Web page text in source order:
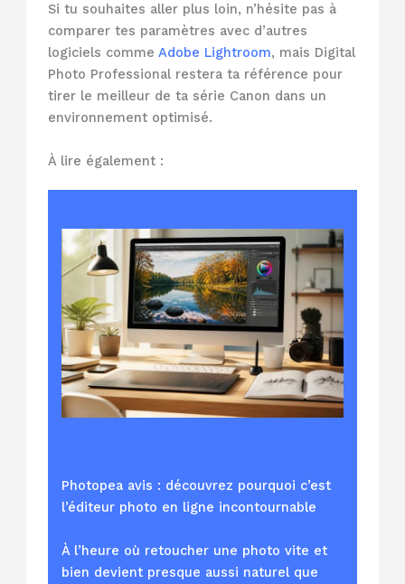
Si tu souhaites aller plus loin, n’hésite pas à
comparer tes paramètres avec d’autres
logiciels commeAdobe Lightroom, mais Digital
Photo Professional restera ta référence pour
tirer le meilleur de ta série Canon dans un
environnement optimisé.
À lire également :
Photopea avis : découvrez pourquoi c’est
l’éditeur photo en ligne incontournable
À l’heure où retoucher une photo vite et
bien devient presque aussi naturel que